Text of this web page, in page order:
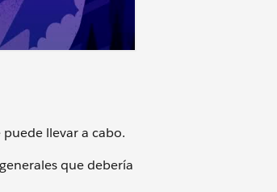
llevar a cabo.
que debería